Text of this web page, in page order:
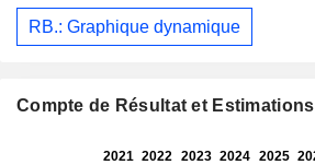
RB.: Graphique dynamique
Compte de Résultat et Estimations